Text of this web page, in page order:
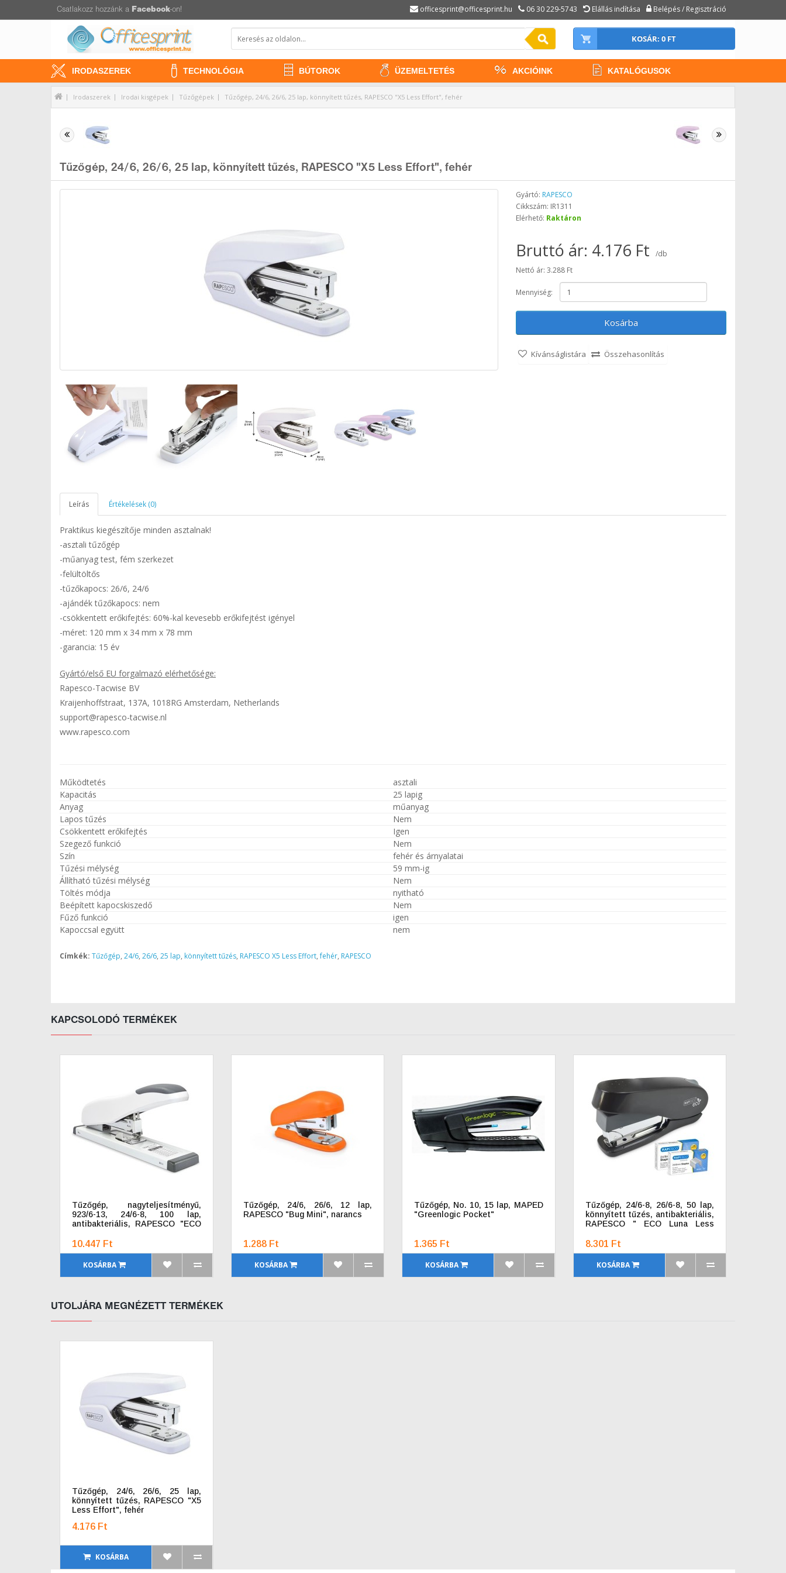
Csatlakozz hozzánk a Facebook-on! officesprint@officesprint.hu 06 30 229-5743 Elállás indítása Belépés / Regisztráció
KOSÁR: 0 FT
IRODASZEREK TECHNOLÓGIA BÚTOROK ÜZEMELTETÉS AKCIÓINK KATALÓGUSOK
Irodaszerek Irodai kisgépek Tűzőgépek Tűzőgép, 24/6, 26/6, 25 lap, könnyített tűzés, RAPESCO "X5 Less Effort", fehér
Tűzőgép, 24/6, 26/6, 25 lap, könnyített tűzés, RAPESCO "X5 Less Effort", fehér
Gyártó: RAPESCO
Cikkszám: IR1311
Elérhető: Raktáron
Bruttó ár: 4.176 Ft
/db
Nettó ár: 3.288 Ft
Mennyiség:
Kosárba
Kívánságlistára Összehasonlítás
Leírás Értékelések (0)
Praktikus kiegészítője minden asztalnak!
-asztali tűzőgép
-műanyag test, fém szerkezet
-felültöltős
-tűzőkapocs: 26/6, 24/6
-ajándék tűzőkapocs: nem
-csökkentett erőkifejtés: 60%-kal kevesebb erőkifejtést igényel
-méret: 120 mm x 34 mm x 78 mm
-garancia: 15 év
Gyártó/első EU forgalmazó elérhetősége:
Rapesco-Tacwise BV
Kraijenhoffstraat, 137A, 1018RG Amsterdam, Netherlands
support@rapesco-tacwise.nl
www.rapesco.com
Működtetés
asztali
Kapacitás
25 lapig
Anyag
műanyag
Lapos tűzés
Nem
Csökkentett erőkifejtés
Igen
Szegező funkció
Nem
Szín
fehér és árnyalatai
Tűzési mélység
59 mm-ig
Állítható tűzési mélység
Nem
Töltés módja
nyitható
Beépített kapocskiszedő
Nem
Fűző funkció
igen
Kapoccsal együtt
nem
Címkék: Tűzőgép, 24/6, 26/6, 25 lap, könnyített tűzés, RAPESCO X5 Less Effort,fehér, RAPESCO
KAPCSOLODÓ TERMÉKEK
Tűzőgép, nagyteljesítményű,
923/6-13, 24/6-8, 100 lap,
antibakteriális, RAPESCO "ECO
10.447 Ft
KOSÁRBA
Tűzőgép, 24/6, 26/6, 12 lap,
RAPESCO "Bug Mini", narancs
1.288 Ft
KOSÁRBA
Tűzőgép, No. 10, 15 lap, MAPED
"Greenlogic Pocket"
1.365 Ft
KOSÁRBA
Tűzőgép, 24/6-8, 26/6-8, 50 lap,
könnyített tűzés, antibakteriális,
RAPESCO " ECO Luna Less
8.301 Ft
KOSÁRBA
UTOLJÁRA MEGNÉZETT TERMÉKEK
Tűzőgép, 24/6, 26/6, 25 lap,
könnyített tűzés, RAPESCO "X5
Less Effort", fehér
4.176 Ft
KOSÁRBA